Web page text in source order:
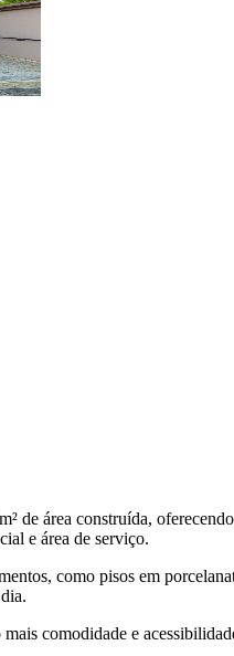
de área construída,
e área de serviço.
como pisos em
comodidade e